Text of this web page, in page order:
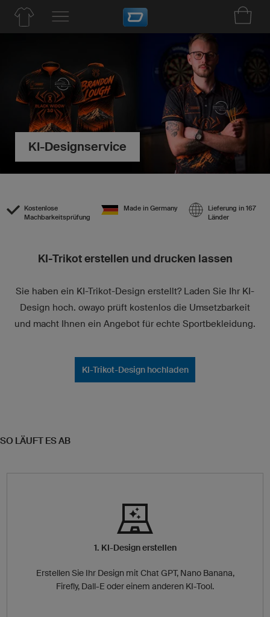
KI-Designservice
Kostenlose
Machbarkeitsprüfung
Made in Germany
Lieferung in 167
Länder
KI-Trikot erstellen und drucken lassen
Sie haben ein KI-Trikot-Design erstellt? Laden Sie Ihr KI-
Design hoch. owayo prüft kostenlos die Umsetzbarkeit
und macht Ihnen ein Angebot für echte Sportbekleidung.
KI-Trikot-Design hochladen
SO LÄUFT ES AB
1. KI-Design erstellen
Erstellen Sie Ihr Design mit Chat GPT, Nano Banana,
Firefly, Dall-E oder einem anderen KI-Tool.